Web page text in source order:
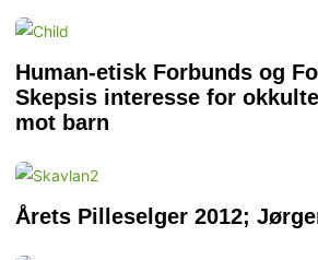
Human-etisk Forbunds og
Skepsis interesse for
mot barn
Årets Pilleselger 2012;